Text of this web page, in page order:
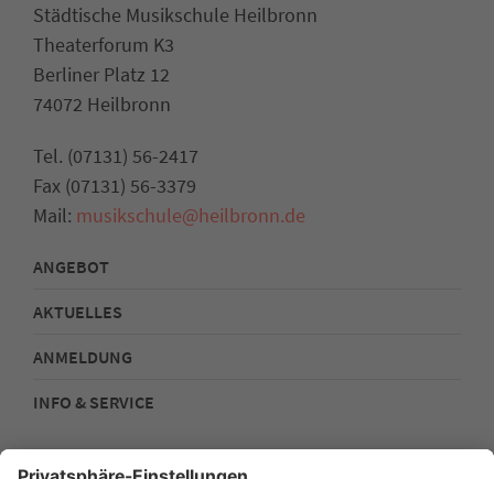
Städtische Musikschule Heilbronn
Theaterforum K3
Berliner Platz 12
74072 Heilbronn
Tel. (07131) 56-2417
Fax (07131) 56-3379
Mail: musikschule@heilbronn.de
ANGEBOT
AKTUELLES
ANMELDUNG
INFO & SERVICE
Kontakt